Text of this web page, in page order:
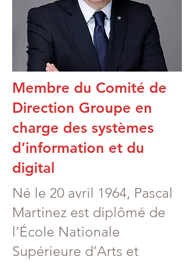
Membre du Comité de
Direction Groupe en
charge des systèmes
d’information et du
digital
Né le 20 avril 1964, Pascal
Martinez est diplômé de
l’École Nationale
Supérieure d’Arts et